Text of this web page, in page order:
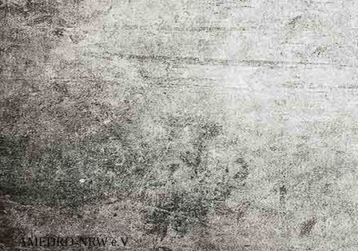
WhatsApp Bild 2024-12-08 um 19.23.52_07e5ca7b
AMEDRO-NRW e.V